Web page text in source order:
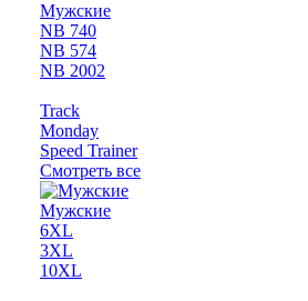
Мужские
NB 740
NB 574
NB 2002
Track
Monday
Speed Trainer
Смотреть все
Мужские
6XL
3XL
10XL